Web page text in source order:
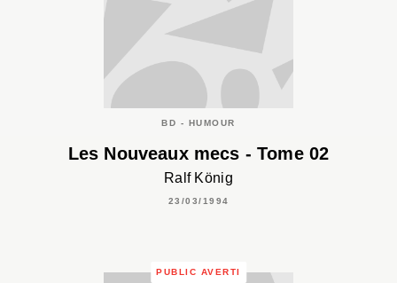
BD - HUMOUR
Les Nouveaux mecs - Tome 02
Ralf König
23/03/1994
PUBLIC AVERTI